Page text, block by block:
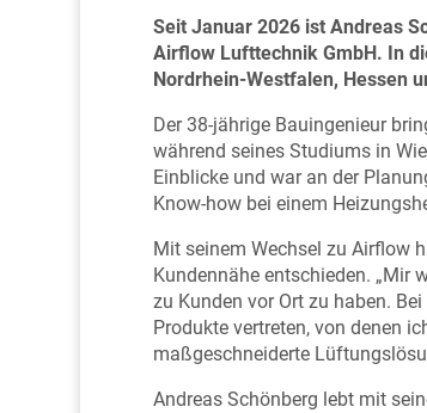
Seit Januar 2026 ist Andreas
Airflow Lufttechnik GmbH. In
Nordrhein-Westfalen, Hessen
Der 38-jährige Bauingenieur
während seines Studiums in
Einblicke und war an der
Know-how bei einem
Mit seinem Wechsel zu Airflow
Kundennähe entschieden. „Mir
zu Kunden vor Ort zu haben.
Produkte vertreten, von denen
maßgeschneiderte
Andreas Schönberg lebt mit